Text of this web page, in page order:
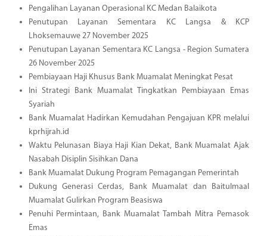
Pengalihan Layanan Operasional KC Medan Balaikota
Penutupan Layanan Sementara KC Langsa & KCP
Lhoksemauwe 27 November 2025
Penutupan Layanan Sementara KC Langsa - Region Sumatera
26 November 2025
Pembiayaan Haji Khusus Bank Muamalat Meningkat Pesat
Ini Strategi Bank Muamalat Tingkatkan Pembiayaan Emas
Syariah
Bank Muamalat Hadirkan Kemudahan Pengajuan KPR melalui
kprhijrah.id
Waktu Pelunasan Biaya Haji Kian Dekat, Bank Muamalat Ajak
Nasabah Disiplin Sisihkan Dana
Bank Muamalat Dukung Program Pemagangan Pemerintah
Dukung Generasi Cerdas, Bank Muamalat dan Baitulmaal
Muamalat Gulirkan Program Beasiswa
Penuhi Permintaan, Bank Muamalat Tambah Mitra Pemasok
Emas